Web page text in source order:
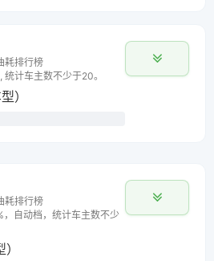
耗排行榜
计车主数不少于20。
）
耗排行榜
自动档，统计车主数不少